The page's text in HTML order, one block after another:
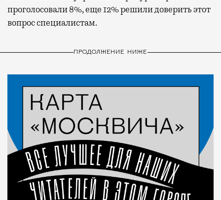
проголосовали 8%, еще 12% решили доверить этот
вопрос специалистам.
ПРОДОЛЖЕНИЕ НИЖЕ